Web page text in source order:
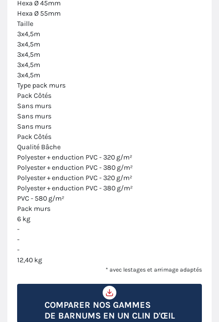
Hexa Ø 45mm
Hexa Ø 55mm
Taille
3x4,5m
3x4,5m
3x4,5m
3x4,5m
3x4,5m
Type pack murs
Pack Côtés
Sans murs
Sans murs
Sans murs
Pack Côtés
Qualité Bâche
Polyester + enduction PVC - 320 g/m²
Polyester + enduction PVC - 380 g/m²
Polyester + enduction PVC - 320 g/m²
Polyester + enduction PVC - 380 g/m²
PVC - 580 g/m²
Pack murs
6 kg
-
-
-
12,40 kg
* avec lestages et arrimage adaptés
COMPARER NOS GAMMES
DE BARNUMS EN UN CLIN D'ŒIL